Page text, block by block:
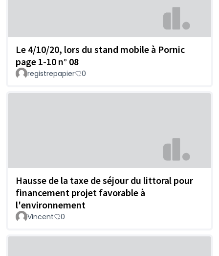
Le 4/10/20, lors du stand mobile à Pornic
page 1-10 n° 08
registrepapier 0
Hausse de la taxe de séjour du littoral pour
financement projet favorable à
l'environnement
Vincent 0